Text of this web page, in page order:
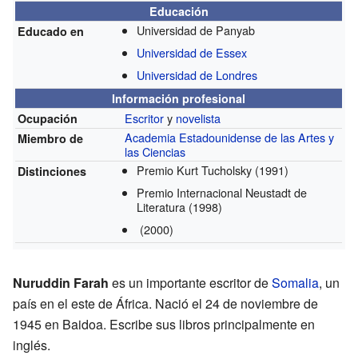
Educación
Educado en
Universidad de Panyab
Universidad de Essex
Universidad de Londres
Información profesional
Ocupación
Escritory novelista
Miembro de
Academia Estadounidense de las Artes y
las Ciencias
Distinciones Premio Kurt Tucholsky (1991)
Premio Internacional Neustadt de
Literatura (1998)
(2000)
Nuruddin Farah es un importante escritor deSomalia, un
país en el este de África. Nació el 24 de noviembre de
1945 en Baidoa. Escribe sus libros principalmente en
inglés.